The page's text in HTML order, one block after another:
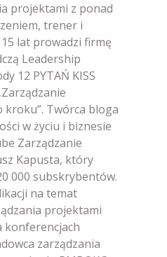
projektami z ponad
trener i
lat prowadzi firmę
Leadership
12 PYTAŃ KISS
Twórca bloga
w życiu i biznesie
Zarządzanie
Kapusta, który
000 subskrybentów.
na temat
projektami
konferencjach
zarządzania